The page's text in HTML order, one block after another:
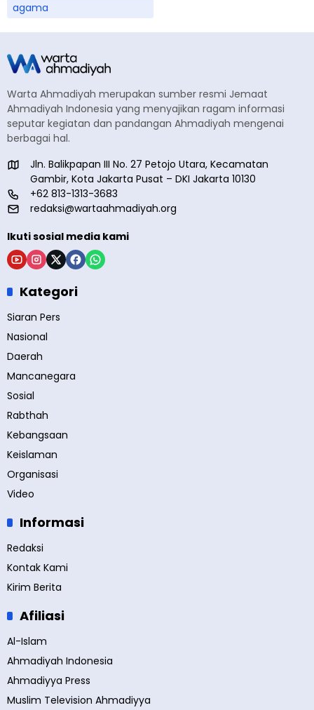
agama
Warta Ahmadiyah merupakan sumber resmi Jemaat
Ahmadiyah Indonesia yang menyajikan ragam informasi
seputar kegiatan dan pandangan Ahmadiyah mengenai
berbagai hal.
Jln. Balikpapan III No. 27 Petojo Utara, Kecamatan
Gambir, Kota Jakarta Pusat – DKI Jakarta 10130
+62 813-1313-3683
redaksi@wartaahmadiyah.org
Ikuti sosial media kami
Kategori
Siaran Pers
Nasional
Daerah
Mancanegara
Sosial
Rabthah
Kebangsaan
Keislaman
Organisasi
Video
Informasi
Redaksi
Kontak Kami
Kirim Berita
Afiliasi
Al-Islam
Ahmadiyah Indonesia
Ahmadiyya Press
Muslim Television Ahmadiyya